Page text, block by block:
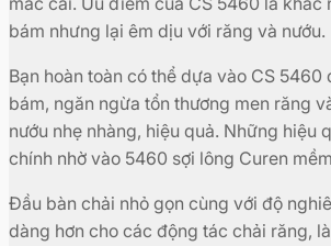
bám nhưng lại êm dịu với răng và nướu.
Bạn hoàn toàn có thể dựa vào CS 5460
bám, ngăn ngừa tổn thương men răng
nướu nhẹ nhàng, hiệu quả. Những hiệu
chính nhờ vào 5460 sợi lông Curen
Đầu bàn chải nhỏ gọn cùng với độ
dàng hơn cho các động tác chải răng,